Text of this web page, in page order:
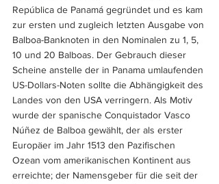
República de Panamá gegründet und es kam
zur ersten und zugleich letzten Ausgabe von
Balboa-Banknoten in den Nominalen zu 1, 5,
10 und 20 Balboas. Der Gebrauch dieser
Scheine anstelle der in Panama umlaufenden
US-Dollars-Noten sollte die Abhängigkeit des
Landes von den USA verringern. Als Motiv
wurde der spanische Conquistador Vasco
Núñez de Balboa gewählt, der als erster
Europäer im Jahr 1513 den Pazifischen
Ozean vom amerikanischen Kontinent aus
erreichte; der Namensgeber für die seit der